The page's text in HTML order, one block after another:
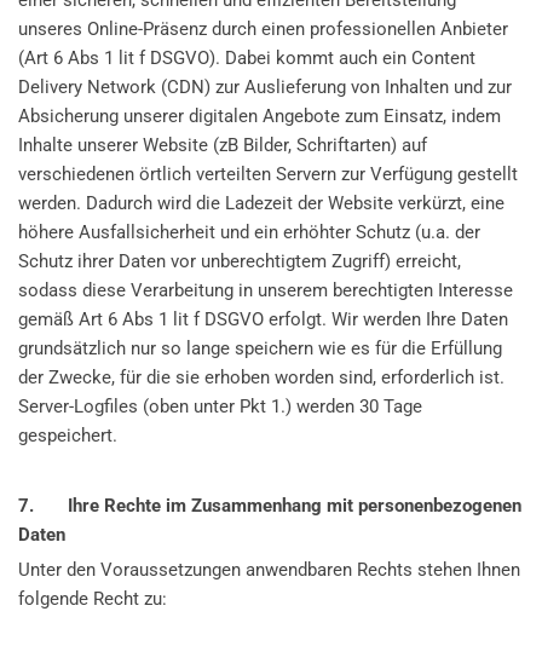
unseres Online-Präsenz durch einen professionellen Anbieter
(Art 6 Abs 1 lit f DSGVO). Dabei kommt auch ein Content
Delivery Network (CDN) zur Auslieferung von Inhalten und zur
Absicherung unserer digitalen Angebote zum Einsatz, indem
Inhalte unserer Website (zB Bilder, Schriftarten) auf
verschiedenen örtlich verteilten Servern zur Verfügung gestellt
werden. Dadurch wird die Ladezeit der Website verkürzt, eine
höhere Ausfallsicherheit und ein erhöhter Schutz (u.a. der
Schutz ihrer Daten vor unberechtigtem Zugriff) erreicht,
sodass diese Verarbeitung in unserem berechtigten Interesse
gemäß Art 6 Abs 1 lit f DSGVO erfolgt. Wir werden Ihre Daten
grundsätzlich nur so lange speichern wie es für die Erfüllung
der Zwecke, für die sie erhoben worden sind, erforderlich ist.
Server-Logfiles (oben unter Pkt 1.) werden 30 Tage
gespeichert.
7. Ihre Rechte im Zusammenhang mit personenbezogenen
Daten
Unter den Voraussetzungen anwendbaren Rechts stehen Ihnen
folgende Recht zu: